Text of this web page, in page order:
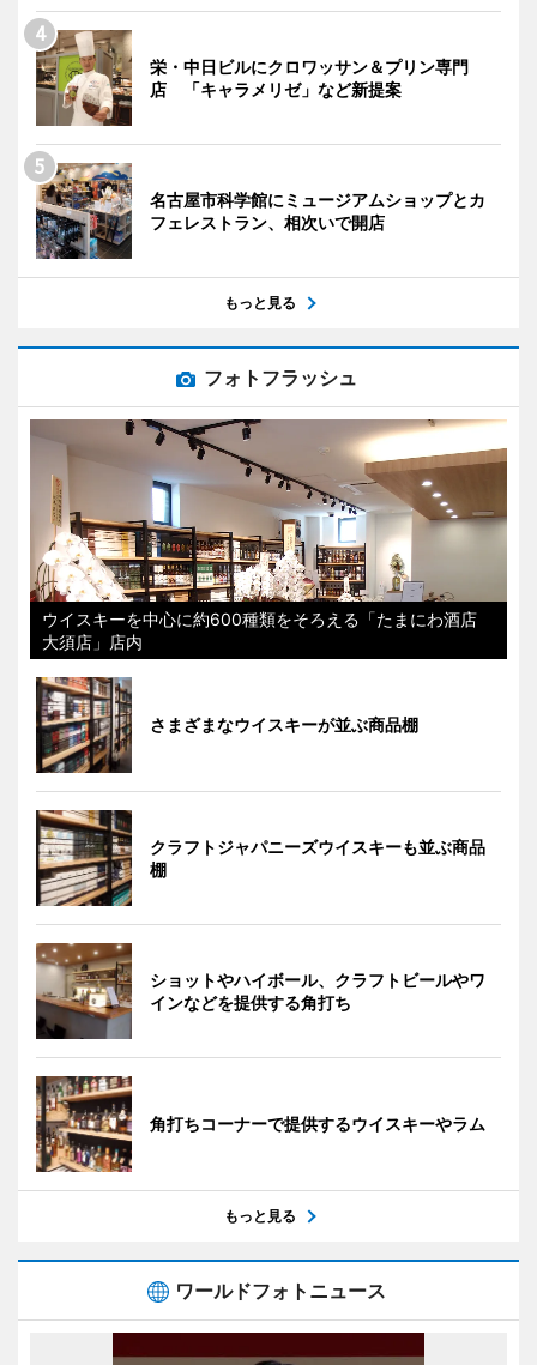
栄・中日ビルにクロワッサン＆プリン専門
店 「キャラメリゼ」など新提案
名古屋市科学館にミュージアムショップとカ
フェレストラン、相次いで開店
もっと見る
フォトフラッシュ
ウイスキーを中心に約600種類をそろえる「たまにわ酒店
大須店」店内
さまざまなウイスキーが並ぶ商品棚
クラフトジャパニーズウイスキーも並ぶ商品
棚
ショットやハイボール、クラフトビールやワ
インなどを提供する角打ち
角打ちコーナーで提供するウイスキーやラム
もっと見る
ワールドフォトニュース